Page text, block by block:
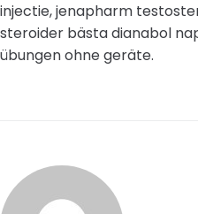
injectie, jenapharm
steroider bästa dianabol
übungen ohne geräte.